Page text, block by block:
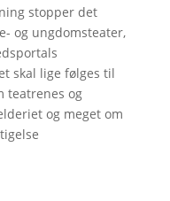
stopper det
og ungdomsteater,
skal lige følges til
teatrenes og
og meget om